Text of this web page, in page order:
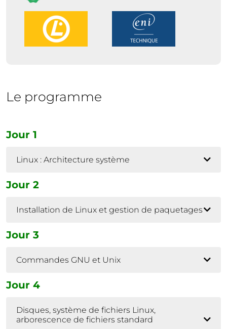
Le programme
Jour 1
Linux : Architecture système
Jour 2
Installation de Linux et gestion de paquetages
Jour 3
Commandes GNU et Unix
Jour 4
Disques, système de fichiers Linux,
arborescence de fichiers standard